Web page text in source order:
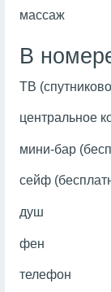
массаж
В
ТВ
центральное
мини-бар
сейф
душ
фен
телефон